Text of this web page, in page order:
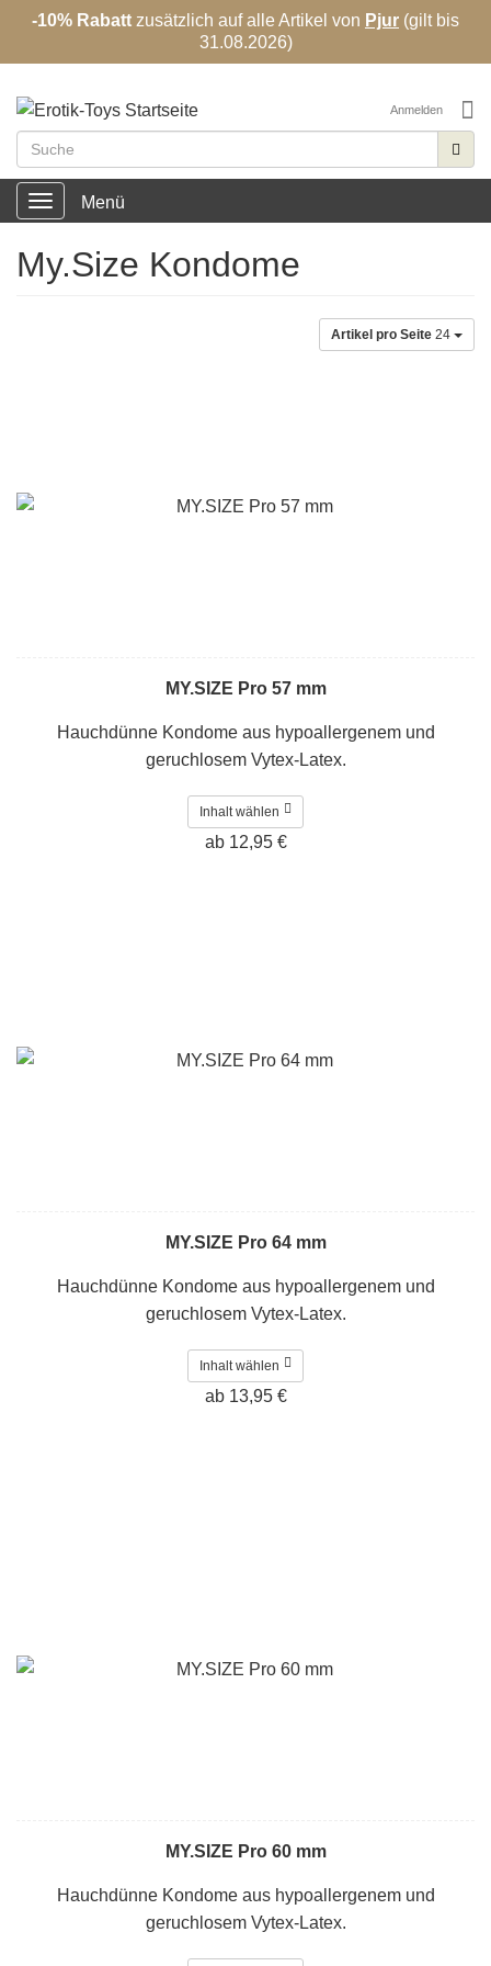
große Auswahl
Anmelden
ToggleMenü
My.Size Kondome
Artikel pro Seite 24
MY.SIZE Pro 57 mm
Hauchdünne Kondome aus hypoallergenem und
geruchlosem Vytex-Latex.
Inhalt wählen
ab 12,95 €
MY.SIZE Pro 64 mm
Hauchdünne Kondome aus hypoallergenem und
geruchlosem Vytex-Latex.
Inhalt wählen
ab 13,95 €
MY.SIZE Pro 60 mm
Hauchdünne Kondome aus hypoallergenem und
geruchlosem Vytex-Latex.
-10% Rabatt zusätzlich auf alle Artikel von Pjur (gilt bis
31.08.2026)